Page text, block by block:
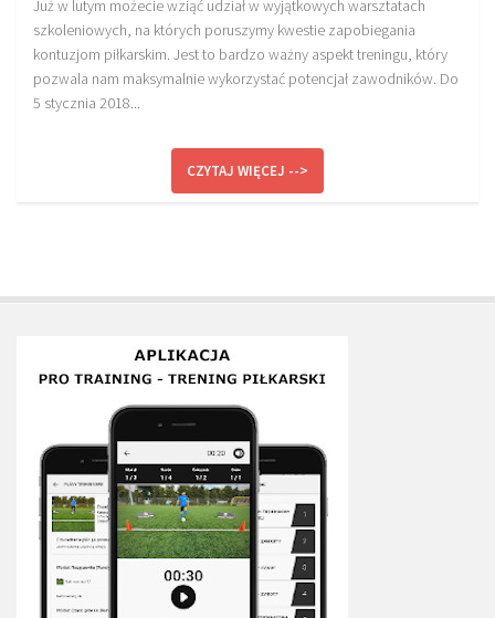
Już w lutym możecie wziąć udział w wyjątkowych warsztatach
szkoleniowych, na których poruszymy kwestie zapobiegania
kontuzjom piłkarskim. Jest to bardzo ważny aspekt treningu, który
pozwala nam maksymalnie wykorzystać potencjał zawodników. Do
5 stycznia 2018...
CZYTAJ WIĘCEJ -->